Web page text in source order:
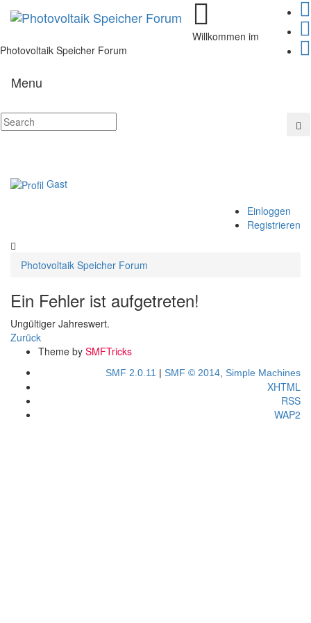
Willkommen im
Photovoltaik Speicher Forum
Menu
Gast
Einloggen
Registrieren
Photovoltaik Speicher Forum
Ein Fehler ist aufgetreten!
Ungültiger Jahreswert.
Zurück
Theme by SMFTricks
SMF 2.0.11 | SMF © 2014, Simple Machines
XHTML
RSS
WAP2